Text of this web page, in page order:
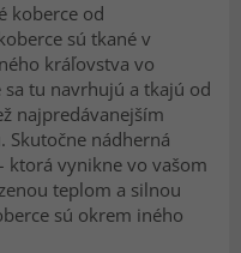
koberce od
sú tkané v
kráľovstva vo
sa tu navrhujú a tkajú od
najpredávanejším
Skutočne nádherná
ktorá vynikne vo vašom
teplom a silnou
sú okrem iného